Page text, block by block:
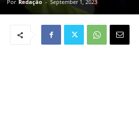
Por Redação - September 1, 2023